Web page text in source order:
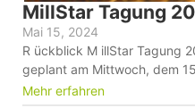
MillStar Tagung
Mai 15, 2024
R ückblick M illStar Tagung
geplant am Mittwoch, dem
Mehr erfahren